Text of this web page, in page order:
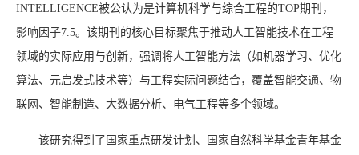
INTELLIGENCE被公认为是计算机科学与综合工程的TOP期刊，
影响因子7.5。该期刊的核心目标聚焦于推动人工智能技术在工程
领域的实际应用与创新，强调将人工智能方法（如机器学习、优化
算法、元启发式技术等）与工程实际问题结合，覆盖智能交通、物
联网、智能制造、大数据分析、电气工程等多个领域。
该研究得到了国家重点研发计划、国家自然科学基金青年基金